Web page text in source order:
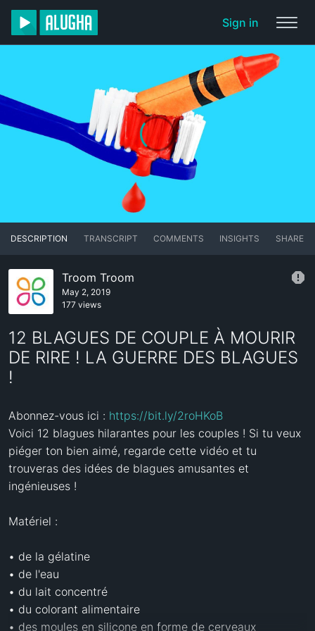
Sign in
DESCRIPTION TRANSCRIPT COMMENTS INSIGHTS SHARE
Troom Troom
May 2, 2019
177 views
12 BLAGUES DE COUPLE À MOURIR
DE RIRE ! LA GUERRE DES BLAGUES
!
Abonnez-vous ici : https://bit.ly/2roHKoB
Voici 12 blagues hilarantes pour les couples ! Si tu veux
piéger ton bien aimé, regarde cette vidéo et tu
trouveras des idées de blagues amusantes et
ingénieuses !
Matériel :
• de la gélatine
• de l'eau
• du lait concentré
• du colorant alimentaire
• des moules en silicone en forme de cerveaux